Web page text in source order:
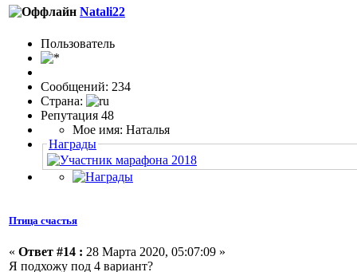
Natali22
Пользовaтeль
Сообщений: 234
Страна:
Репутация 48
Мое имя: Наталья
Награды
Птица счастья
« Ответ #14 : 28 Марта 2020, 05:07:09 »
Я подхожу под 4 вариант?